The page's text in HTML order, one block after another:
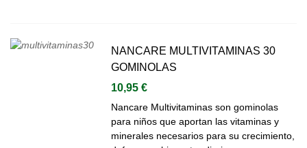
NANCARE MULTIVITAMINAS 30
GOMINOLAS
10,95 €
Nancare Multivitaminas son gominolas
para niños que aportan las vitaminas y
minerales necesarios para su crecimiento,